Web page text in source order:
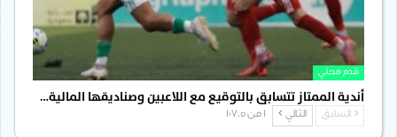
قدم محلي
أندية الممتاز تتسابق بالتوقيع مع اللاعبين وصناديقها المالية…
السابق التالي